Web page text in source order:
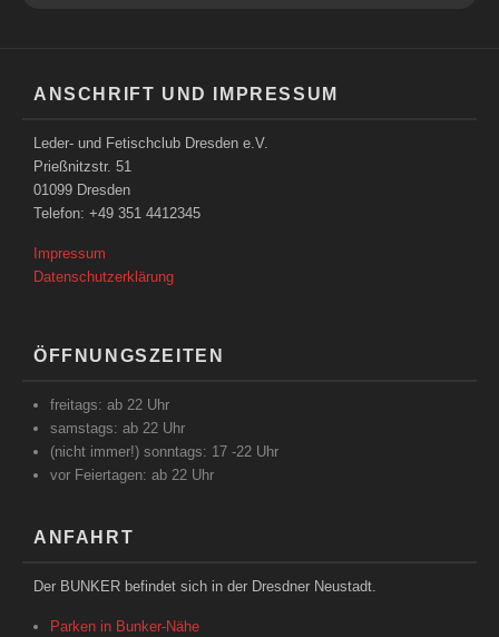
ANSCHRIFT UND IMPRESSUM
Leder- und Fetischclub Dresden e.V.
Prießnitzstr. 51
01099 Dresden
Telefon: +49 351 4412345
Impressum
Datenschutzerklärung
ÖFFNUNGSZEITEN
freitags: ab 22 Uhr
samstags: ab 22 Uhr
(nicht immer!) sonntags: 17 -22 Uhr
vor Feiertagen: ab 22 Uhr
ANFAHRT
Der BUNKER befindet sich in der Dresdner Neustadt.
Parken in Bunker-Nähe